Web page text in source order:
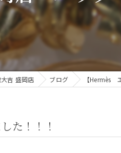
吉 盛岡店 ブログ 【Hermès
た！！！